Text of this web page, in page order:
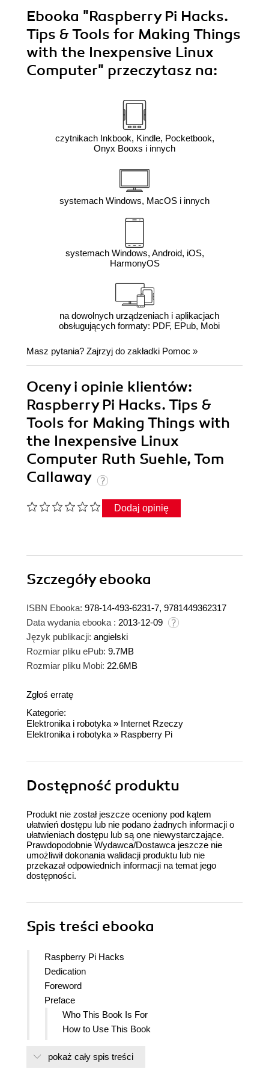
Ebooka "Raspberry Pi Hacks.
Tips & Tools for Making Things
with the Inexpensive Linux
Computer" przeczytasz na:
czytnikach Inkbook, Kindle, Pocketbook,
Onyx Booxs i innych
systemach Windows, MacOS i innych
systemach Windows, Android, iOS,
HarmonyOS
na dowolnych urządzeniach i aplikacjach
obsługujących formaty: PDF, EPub, Mobi
Masz pytania? Zajrzyj do zakładki Pomoc »
Oceny i opinie klientów:
Raspberry Pi Hacks. Tips &
Tools for Making Things with
the Inexpensive Linux
Computer Ruth Suehle, Tom
Callaway
Dodaj opinię
Szczegółyebooka
ISBN Ebooka: 978-14-493-6231-7, 9781449362317
Data wydania ebooka : 2013-12-09
Język publikacji: angielski
Rozmiar pliku ePub: 9.7MB
Rozmiar pliku Mobi: 22.6MB
Zgłoś erratę
Kategorie:
Elektronika i robotyka » Internet Rzeczy
Elektronika i robotyka » Raspberry Pi
Dostępność produktu
Produkt nie został jeszcze oceniony pod kątem
ułatwień dostępu lub nie podano żadnych informacji o
ułatwieniach dostępu lub są one niewystarczające.
Prawdopodobnie Wydawca/Dostawca jeszcze nie
umożliwił dokonania walidacji produktu lub nie
przekazał odpowiednich informacji na temat jego
dostępności.
Spis treści ebooka
Raspberry Pi Hacks
Dedication
Foreword
Preface
Who This Book Is For
How to Use This Book
Conventions Used in This Book
pokaż cały spis treści